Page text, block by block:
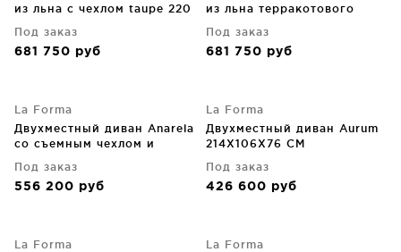
из льна с чехлом taupe 220
Под заказ
681 750 руб
из льна терракотового
220X107X64 CM
Под заказ
681 750 руб
La Forma
Двухместный диван Anarela
со съемным чехлом и
льна 240X107X64 CM
Под заказ
556 200 руб
La Forma
Двухместный диван Aurum
214X106X76 CM
Под заказ
426 600 руб
La Forma
La Forma